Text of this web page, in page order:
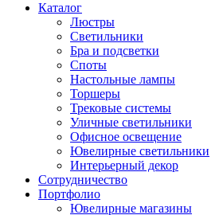
Каталог
Люстры
Светильники
Бра и подсветки
Споты
Настольные лампы
Торшеры
Трековые системы
Уличные светильники
Офисное освещение
Ювелирные светильники
Интерьерный декор
Сотрудничество
Портфолио
Ювелирные магазины